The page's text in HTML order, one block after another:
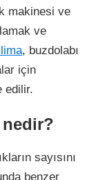
makinesi ve
ve
, buzdolabı
için
edilir.
sayısını
benzer